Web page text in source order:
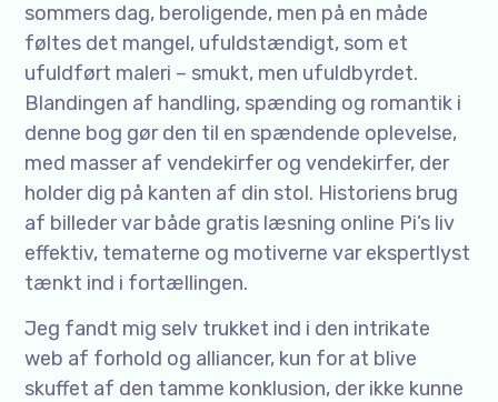
sommers dag, beroligende, men på en måde
føltes det mangel, ufuldstændigt, som et
ufuldført maleri – smukt, men ufuldbyrdet.
Blandingen af handling, spænding og romantik i
denne bog gør den til en spændende oplevelse,
med masser af vendekirfer og vendekirfer, der
holder dig på kanten af din stol. Historiens brug
af billeder var både gratis læsning online Pi’s liv
effektiv, tematerne og motiverne var ekspertlyst
tænkt ind i fortællingen.
Jeg fandt mig selv trukket ind i den intrikate
web af forhold og alliancer, kun for at blive
skuffet af den tamme konklusion, der ikke kunne